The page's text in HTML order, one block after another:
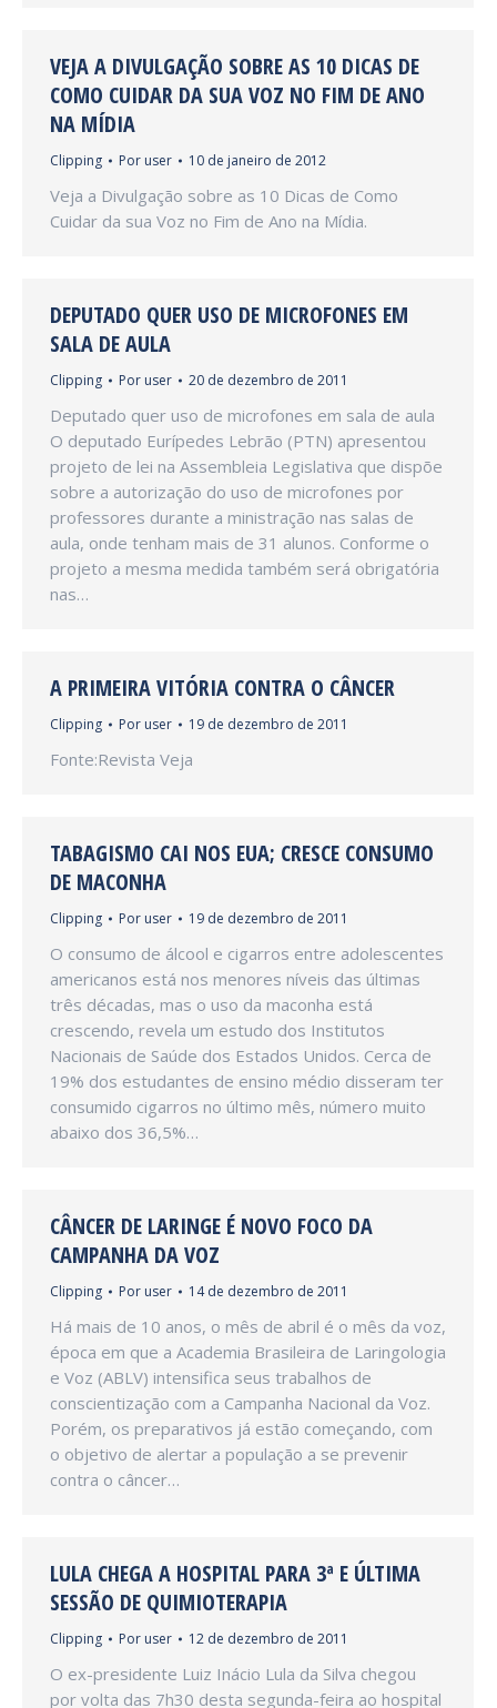
VEJA A DIVULGAÇÃO SOBRE AS 10 DICAS DE
COMO CUIDAR DA SUA VOZ NO FIM DE ANO
NA MÍDIA
Clipping Por user 10 de janeiro de 2012
Veja a Divulgação sobre as 10 Dicas de Como
Cuidar da sua Voz no Fim de Ano na Mídia.
DEPUTADO QUER USO DE MICROFONES EM
SALA DE AULA
Clipping Por user 20 de dezembro de 2011
Deputado quer uso de microfones em sala de aula
O deputado Eurípedes Lebrão (PTN) apresentou
projeto de lei na Assembleia Legislativa que dispõe
sobre a autorização do uso de microfones por
professores durante a ministração nas salas de
aula, onde tenham mais de 31 alunos. Conforme o
projeto a mesma medida também será obrigatória
nas…
A PRIMEIRA VITÓRIA CONTRA O CÂNCER
Clipping Por user 19 de dezembro de 2011
Fonte:Revista Veja
TABAGISMO CAI NOS EUA; CRESCE CONSUMO
DE MACONHA
Clipping Por user 19 de dezembro de 2011
O consumo de álcool e cigarros entre adolescentes
americanos está nos menores níveis das últimas
três décadas, mas o uso da maconha está
crescendo, revela um estudo dos Institutos
Nacionais de Saúde dos Estados Unidos. Cerca de
19% dos estudantes de ensino médio disseram ter
consumido cigarros no último mês, número muito
abaixo dos 36,5%…
CÂNCER DE LARINGE É NOVO FOCO DA
CAMPANHA DA VOZ
Clipping Por user 14 de dezembro de 2011
Há mais de 10 anos, o mês de abril é o mês da voz,
época em que a Academia Brasileira de Laringologia
e Voz (ABLV) intensifica seus trabalhos de
conscientização com a Campanha Nacional da Voz.
Porém, os preparativos já estão começando, com
o objetivo de alertar a população a se prevenir
contra o câncer…
LULA CHEGA A HOSPITAL PARA 3ª E ÚLTIMA
SESSÃO DE QUIMIOTERAPIA
Clipping Por user 12 de dezembro de 2011
O ex-presidente Luiz Inácio Lula da Silva chegou
por volta das 7h30 desta segunda-feira ao hospital